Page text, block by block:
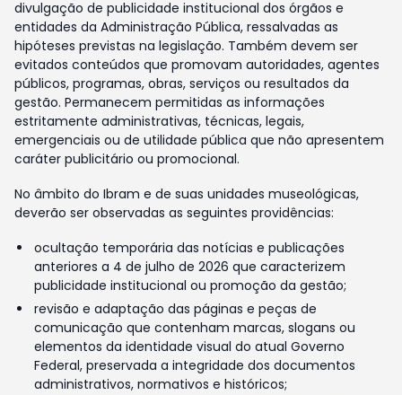
divulgação de publicidade institucional dos órgãos e
entidades da Administração Pública, ressalvadas as
hipóteses previstas na legislação. Também devem ser
evitados conteúdos que promovam autoridades, agentes
públicos, programas, obras, serviços ou resultados da
gestão. Permanecem permitidas as informações
estritamente administrativas, técnicas, legais,
emergenciais ou de utilidade pública que não apresentem
caráter publicitário ou promocional.
No âmbito do Ibram e de suas unidades museológicas,
deverão ser observadas as seguintes providências:
ocultação temporária das notícias e publicações
anteriores a 4 de julho de 2026 que caracterizem
publicidade institucional ou promoção da gestão;
revisão e adaptação das páginas e peças de
comunicação que contenham marcas, slogans ou
elementos da identidade visual do atual Governo
Federal, preservada a integridade dos documentos
administrativos, normativos e históricos;